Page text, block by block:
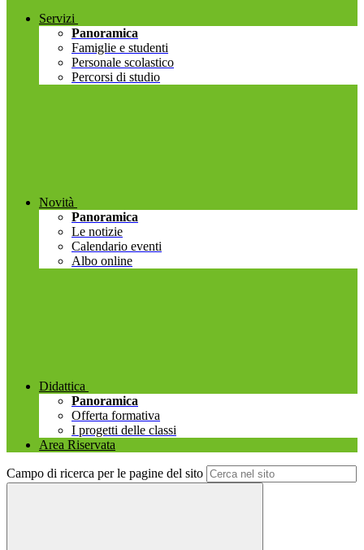
Servizi
Panoramica
Famiglie e studenti
Personale scolastico
Percorsi di studio
Novità
Panoramica
Le notizie
Calendario eventi
Albo online
Didattica
Panoramica
Offerta formativa
I progetti delle classi
Area Riservata
Campo di ricerca per le pagine del sito